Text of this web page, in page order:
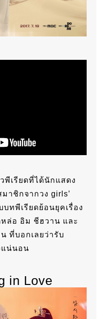
เรียดที่ได้นักแสดง
าชิกจากวง girls’
ทพีเรียดย้อนยุคเรื่อง
ล่อ อิม ชีฮวาน และ
ที่บอกเลยว่ารับ
แน่นอน
in Love